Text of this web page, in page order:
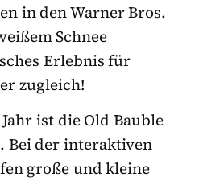
in den Warner Bros.
Schnee
Erlebnis für
zugleich!
ist die Old Bauble
Bei der interaktiven
große und kleine